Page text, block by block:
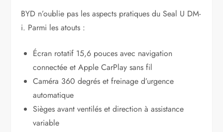
BYD n’oublie pas les aspects pratiques du Seal U DM-
i. Parmi les atouts :
Écran rotatif 15,6 pouces avec navigation
connectée et Apple CarPlay sans fil
Caméra 360 degrés et freinage d’urgence
automatique
Sièges avant ventilés et direction à assistance
variable